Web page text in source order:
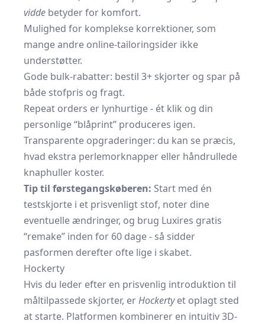
vidde betyder for komfort.
Mulighed for komplekse korrektioner, som
mange andre online-tailoringsider ikke
understøtter.
Gode bulk-rabatter: bestil 3+ skjorter og spar på
både stofpris og fragt.
Repeat orders er lynhurtige - ét klik og din
personlige “blå­print” produceres igen.
Transparente opgraderinger: du kan se præcis,
hvad ekstra perlemorknapper eller håndrullede
knaphuller koster.
Tip til førstegangskøberen: Start med én
testskjorte i et prisvenligt stof, noter dine
eventuelle ændringer, og brug Luxires gratis
“remake” inden for 60 dage - så sidder
pasformen derefter ofte lige i skabet.
Hockerty
Hvis du leder efter en prisvenlig introduktion til
måltilpassede skjorter, erHockertyet oplagt sted
at starte. Platformen kombinerer en intuitiv 3D-